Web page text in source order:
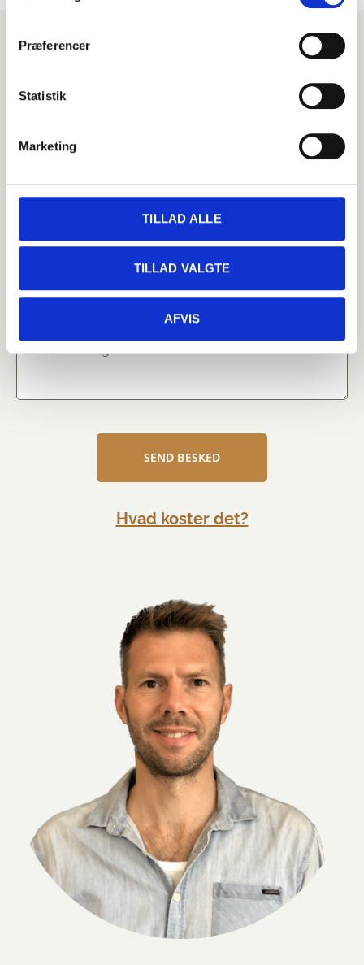
Præferencer
Statistik
Marketing
TILLAD ALLE
TILLAD VALGTE
AFVIS
Få et tilbud på showet
SEND BESKED
Hvad koster det?